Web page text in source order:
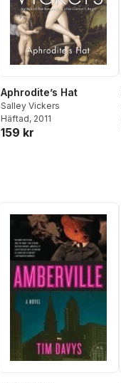
Aphrodite’s Hat
Salley Vickers
Häftad, 2011
159 kr